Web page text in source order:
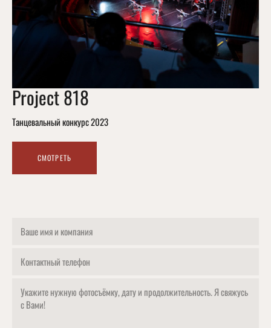
Project 818
Танцевальный конкурс 2023
СМОТРЕТЬ